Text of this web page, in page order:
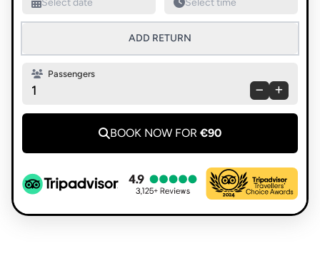
ADD RETURN
Passengers
1
BOOK NOW FOR €90